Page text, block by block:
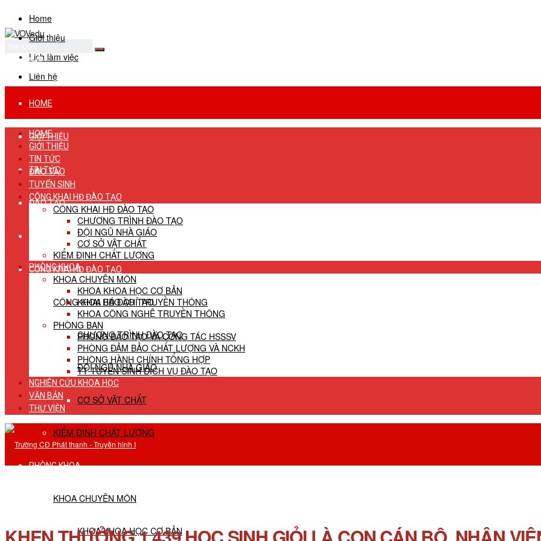
Home
Giới thiệu
Lịch làm việc
Liên hệ
No Result
View All Result
HOME
GIỚI THIỆU
TIN TỨC
ĐÀO TẠO
TUYỂN SINH
CÔNG KHAI HĐ ĐÀO TẠO
CÔNG KHAI HĐ ĐÀO TẠO
CHƯƠNG TRÌNH ĐÀO TẠO
ĐỘI NGŨ NHÀ GIÁO
CƠ SỞ VẬT CHẤT
KIỂM ĐỊNH CHẤT LƯỢNG
PHÒNG KHOA
KHOA CHUYÊN MÔN
KHOA KHOA HỌC CƠ BẢN
HOME
GIỚI THIỆU
TIN TỨC
ĐÀO TẠO
TUYỂN SINH
CÔNG KHAI HĐ ĐÀO TẠO
CÔNG KHAI HĐ ĐÀO TẠO
CHƯƠNG TRÌNH ĐÀO TẠO
ĐỘI NGŨ NHÀ GIÁO
CƠ SỞ VẬT CHẤT
KIỂM ĐỊNH CHẤT LƯỢNG
PHÒNG KHOA
KHOA CHUYÊN MÔN
KHOA KHOA HỌC CƠ BẢN
KHOA BÁO CHÍ TRUYỀN THÔNG
KHOA CÔNG NGHỆ TRUYỀN THÔNG
PHÒNG BAN
PHÒNG ĐÀO TẠO VÀ CÔNG TÁC HSSSV
PHÒNG ĐẢM BẢO CHẤT LƯỢNG VÀ NCKH
PHÒNG HÀNH CHÍNH TỔNG HỢP
TT TUYỂN SINH DỊCH VỤ ĐÀO TẠO
NGHIÊN CỨU KHOA HỌC
VĂN BẢN
THƯ VIỆN